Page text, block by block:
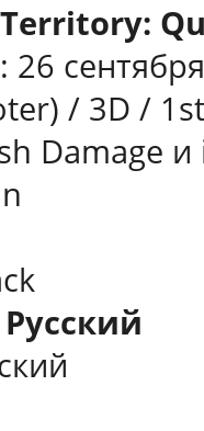
/ 3D /
Damage
Русский